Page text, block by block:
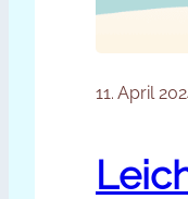
11. April